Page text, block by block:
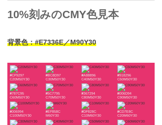
10%刻みのCMY色見本
背景色：#E7336E／M90Y30
#CF9297
C20M50Y30
#BC8D97
C30M50Y30
#A88896
C40M50Y30
#918296
C50M50Y30
#787C95
C60M50Y30
#5C7795
C70M50Y30
#367294
C80M50Y30
#006D94
C90M50Y30
#006994
C100M50Y30
#EF858C
M60Y30
#DF828C
C10M60Y30
#CD7E8C
C20M60Y30